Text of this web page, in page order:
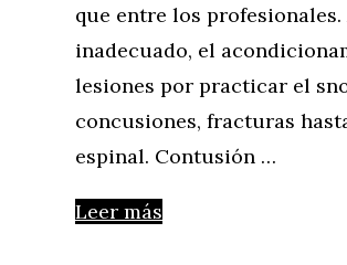
que entre los
inadecuado, el
lesiones por practicar el
concusiones, fracturas
espinal. Contusión …
Leer más